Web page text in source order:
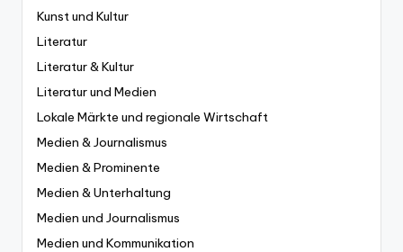
Kunst und Kultur
Literatur
Literatur & Kultur
Literatur und Medien
Lokale Märkte und regionale Wirtschaft
Medien & Journalismus
Medien & Prominente
Medien & Unterhaltung
Medien und Journalismus
Medien und Kommunikation